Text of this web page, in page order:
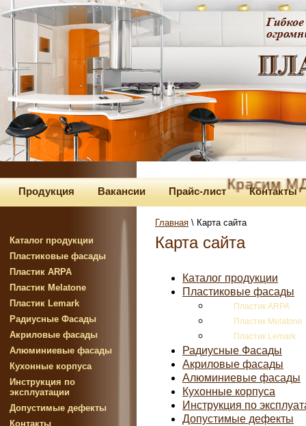
Продукция Вакансии Прайс-лист Контакты
Красим МДФ
Каталог продукции
Пластиковые фасады
Пластик ARPA
Пластик Melatone
Пластик Lemark
Радиусные Фасады
Акриловые фасады
Алюминиевые фасады
Кухонные корпуса
Инструкция по
эксплуатации
Допустимые дефекты
Контакты
Главная \ Карта сайта
Карта сайта
Каталог продукции
Пластиковые фасады
Пластик ARPA
Пластик Melatone
Пластик Lemark
Радиусные Фасады
Акриловые фасады
Алюминиевые фасады
Кухонные корпуса
Инструкция по
Допустимые дефекты